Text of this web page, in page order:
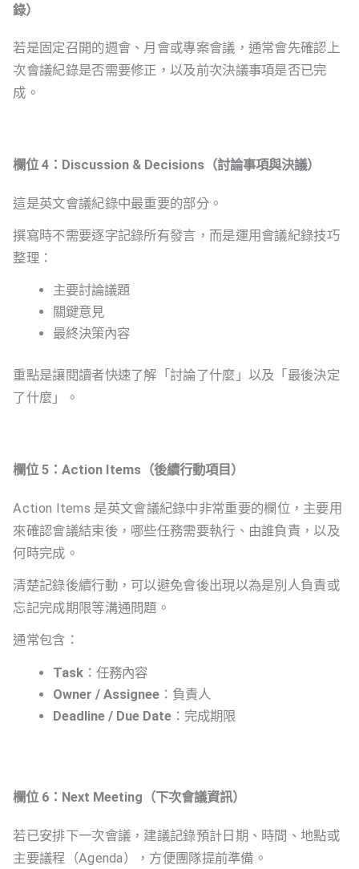
錄）
若是固定召開的週會、月會或專案會議，通常會先確認上
次會議紀錄是否需要修正，以及前次決議事項是否已完
成。
欄位 4：Discussion & Decisions（討論事項與決議）
這是英文會議紀錄中最重要的部分。
撰寫時不需要逐字記錄所有發言，而是運用會議紀錄技巧
整理：
主要討論議題
關鍵意見
最終決策內容
重點是讓閱讀者快速了解「討論了什麼」以及「最後決定
了什麼」。
欄位 5：Action Items（後續行動項目）
Action Items 是英文會議紀錄中非常重要的欄位，主要用
來確認會議結束後，哪些任務需要執行、由誰負責，以及
何時完成。
清楚記錄後續行動，可以避免會後出現以為是別人負責或
忘記完成期限等溝通問題。
通常包含：
Task：任務內容
Owner / Assignee：負責人
Deadline / Due Date：完成期限
欄位 6：Next Meeting（下次會議資訊）
若已安排下一次會議，建議記錄預計日期、時間、地點或
主要議程（Agenda），方便團隊提前準備。